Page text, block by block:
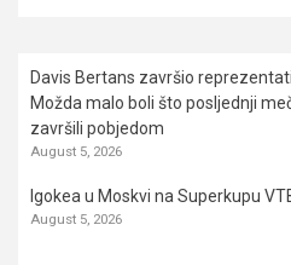
Davis Bertans završio
Možda malo boli što posljednji
završili pobjedom
August 5, 2026
Igokea u Moskvi na Superkupu
August 5, 2026